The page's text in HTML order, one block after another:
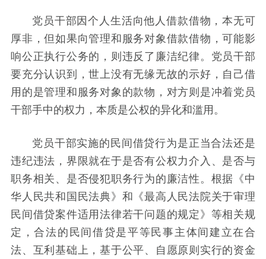
党员干部因个人生活向他人借款借物，本无可
厚非，但如果向管理和服务对象借款借物，可能影
响公正执行公务的，则违反了廉洁纪律。党员干部
要充分认识到，世上没有无缘无故的示好，自己借
用的是管理和服务对象的款物，对方则是冲着党员
干部手中的权力，本质是公权的异化和滥用。
党员干部实施的民间借贷行为是正当合法还是
违纪违法，界限就在于是否有公权力介入、是否与
职务相关、是否侵犯职务行为的廉洁性。根据《中
华人民共和国民法典》和《最高人民法院关于审理
民间借贷案件适用法律若干问题的规定》等相关规
定，合法的民间借贷是平等民事主体间建立在合
法、互利基础上，基于公平、自愿原则实行的资金